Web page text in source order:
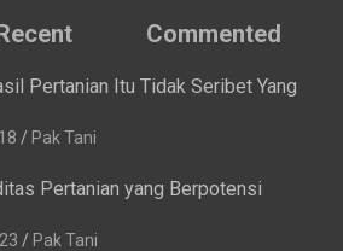
Commented
Pertanian Itu Tidak Seribet Yang
Pak Tani
Pertanian yang Berpotensi
Pak Tani